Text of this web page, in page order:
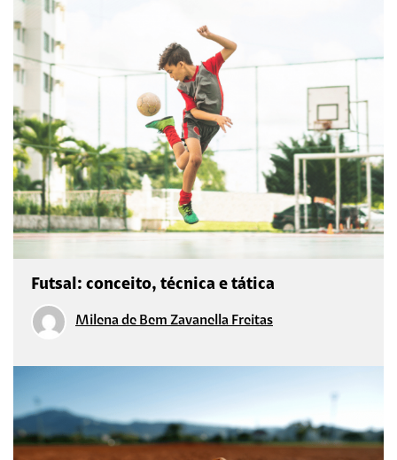
Futsal: conceito, técnica e tática
Milena de Bem Zavanella Freitas